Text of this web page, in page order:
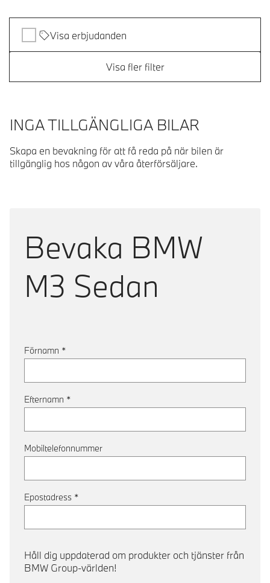
Visa erbjudanden
Visa fler filter
INGA TILLGÄNGLIGA BILAR
Skapa en bevakning för att få reda på när bilen är
tillgänglig hos någon av våra återförsäljare.
Bevaka BMW
M3 Sedan
Förnamn *
Efternamn *
Mobiltelefonnummer
Epostadress *
Håll dig uppdaterad om produkter och tjänster från
BMW Group-världen!